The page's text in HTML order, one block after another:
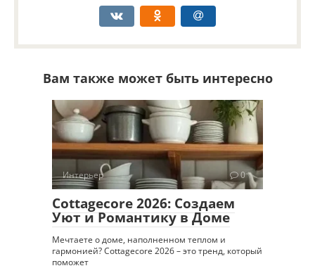
Вам также может быть интересно
Интерьер 0
Cottagecore 2026: Создаем
Уют и Романтику в Доме
Мечтаете о доме, наполненном теплом и
гармонией? Cottagecore 2026 – это тренд, который
поможет